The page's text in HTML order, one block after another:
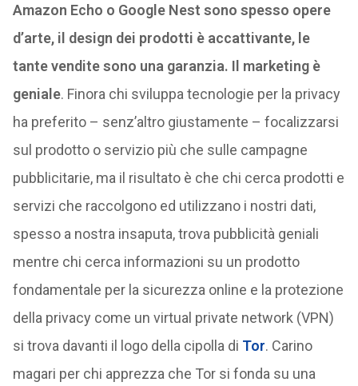
Amazon Echo o Google Nest sono spesso opere
d’arte, il design dei prodotti è accattivante, le
tante vendite sono una garanzia. Il marketing è
geniale. Finora chi sviluppa tecnologie per la privacy
ha preferito – senz’altro giustamente – focalizzarsi
sul prodotto o servizio più che sulle campagne
pubblicitarie, ma il risultato è che chi cerca prodotti e
servizi che raccolgono ed utilizzano i nostri dati,
spesso a nostra insaputa, trova pubblicità geniali
mentre chi cerca informazioni su un prodotto
fondamentale per la sicurezza online e la protezione
della privacy come un virtual private network (VPN)
si trova davanti il logo della cipolla di Tor. Carino
magari per chi apprezza che Tor si fonda su una